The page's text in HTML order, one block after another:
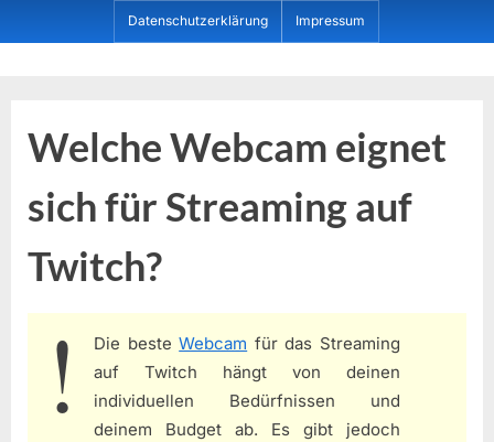
to
Datenschutzerklärung Impressum
Welche Webcam eignet
sich für Streaming auf
Twitch?
Die besteWebcam für das Streaming
auf Twitch hängt von deinen
individuellen Bedürfnissen und
deinem Budget ab. Es gibt jedoch